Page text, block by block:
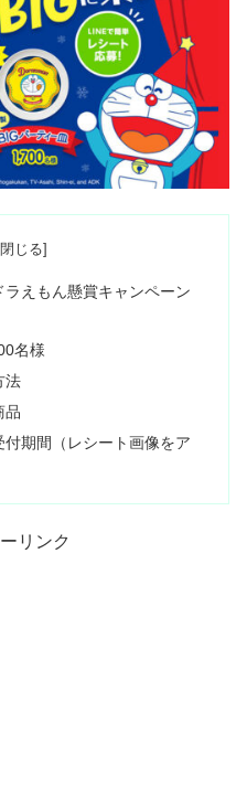
えもん懸賞キャンペーン
名様
法
品
期間（レシート画像をア
リンク